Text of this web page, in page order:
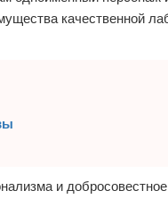
качественной
и